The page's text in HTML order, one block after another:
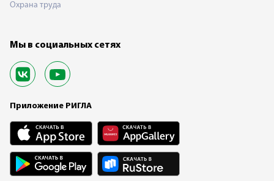
Охрана труда
Мы в социальных сетях
Приложение РИГЛА